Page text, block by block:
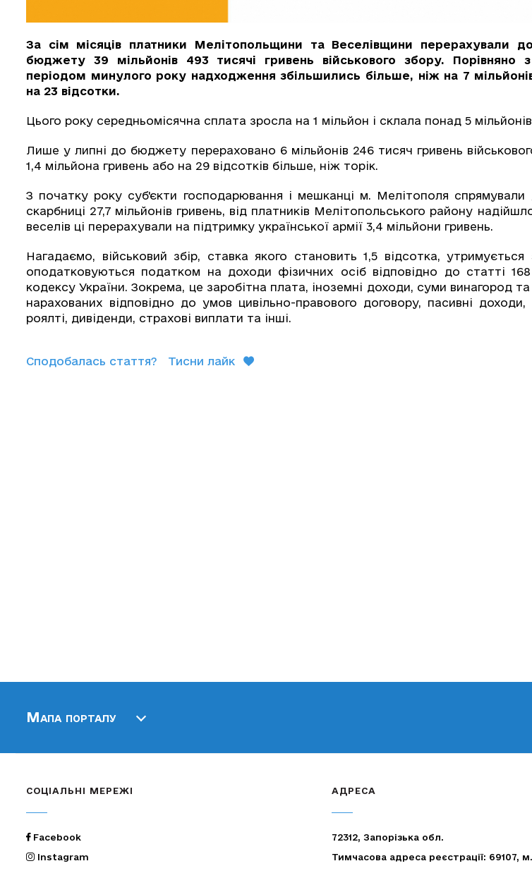
За сім місяців платники Мелітопольщини та Веселівщини перерахували
бюджету 39 мільйонів 493 тисячі гривень військового збору. Порівняно з
періодом минулого року надходження збільшились більше, ніж на 7
на 23 відсотки.
Цього року середньомісячна сплата зросла на 1 мільйон і склала понад 5
Лише у липні до бюджету перераховано 6 мільйонів 246 тисяч гривень
1,4 мільйона гривень або на 29 відсотків більше, ніж торік.
З початку року суб'єкти господарювання і мешканці м. Мелітополя
скарбниці 27,7 мільйонів гривень, від платників Мелітопольського району
веселів ці перерахували на підтримку української армії 3,4 мільйони гривень.
Нагадаємо, військовий збір, ставка якого становить 1,5 відсотка, утримується
оподатковуються податком на доходи фізичних осіб відповідно до статті
кодексу України. Зокрема, це заробітна плата, іноземні доходи, суми винагород
нарахованих відповідно до умов цивільно-правового договору, пасивні
роялті, дивіденди, страхові виплати та інші.
Сподобалась стаття? Тисни лайк
Мапа порталу
СОЦІАЛЬНІ МЕРЕЖІ
Facebook
Instagram
АДРЕСА
72312, Запорізька обл.
Тимчасова адреса реєстрації: 69107,